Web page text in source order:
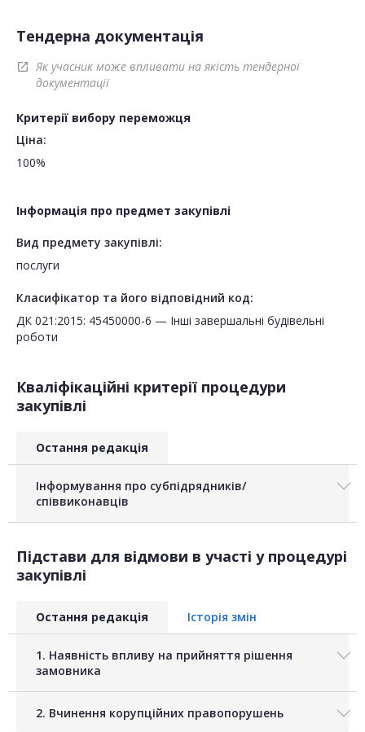
Тендерна документація
open_in_new
Як учасник може впливати на якість тендерної
документації
Критерії вибору переможця
Ціна:
100%
Інформація про предмет закупівлі
Вид предмету закупівлі:
послуги
Класифікатор та його відповідний код:
ДК 021:2015: 45450000-6 — Інші завершальні будівельні
роботи
Кваліфікаційні критерії процедури
закупівлі
Остання редакція
Інформування про субпідрядників/
співвиконавців
Підстави для відмови в участі у процедурі
закупівлі
Остання редакція Історія змін
1. Наявність впливу на прийняття рішення
замовника
2. Вчинення корупційних правопорушень